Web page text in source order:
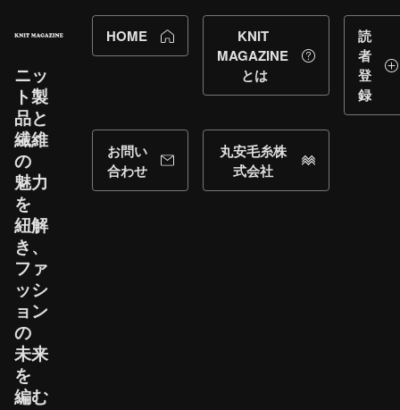
ニッ
ト製
品と​
繊維
の​
魅力
を​
紐解
き、​
ファ
ッシ
ョン
の​
未来
を​
編む
HOME
KNIT
MAGAZINE
とは
読
者
登
録
お問い
合わせ
丸安毛糸株
式会社